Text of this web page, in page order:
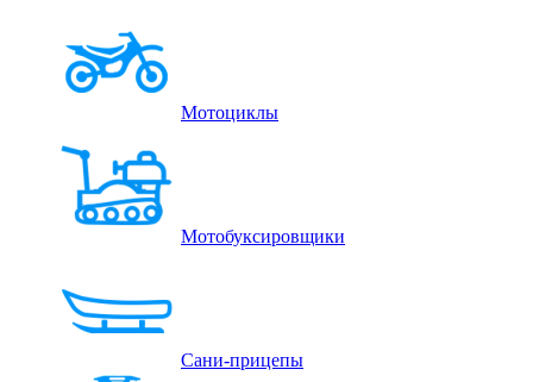
Мотоциклы
Мотобуксировщики
Сани-прицепы